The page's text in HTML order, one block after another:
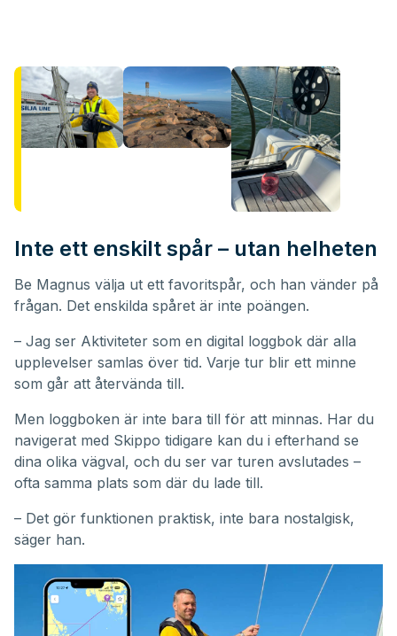
Inte ett enskilt spår – utan helheten
Be Magnus välja ut ett favoritspår, och han vänder på
frågan. Det enskilda spåret är inte poängen.
– Jag ser Aktiviteter som en digital loggbok där alla
upplevelser samlas över tid. Varje tur blir ett minne
som går att återvända till.
Men loggboken är inte bara till för att minnas. Har du
navigerat med Skippo tidigare kan du i efterhand se
dina olika vägval, och du ser var turen avslutades –
ofta samma plats som där du lade till.
– Det gör funktionen praktisk, inte bara nostalgisk,
säger han.